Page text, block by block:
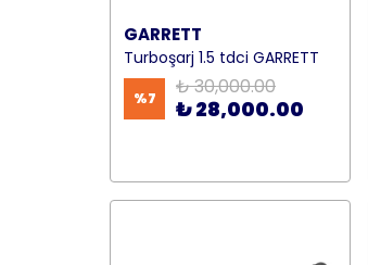
GARRETT
Turboşarj 1.5 tdci GARRETT
%7 ₺ 30,000.00
₺ 28,000.00